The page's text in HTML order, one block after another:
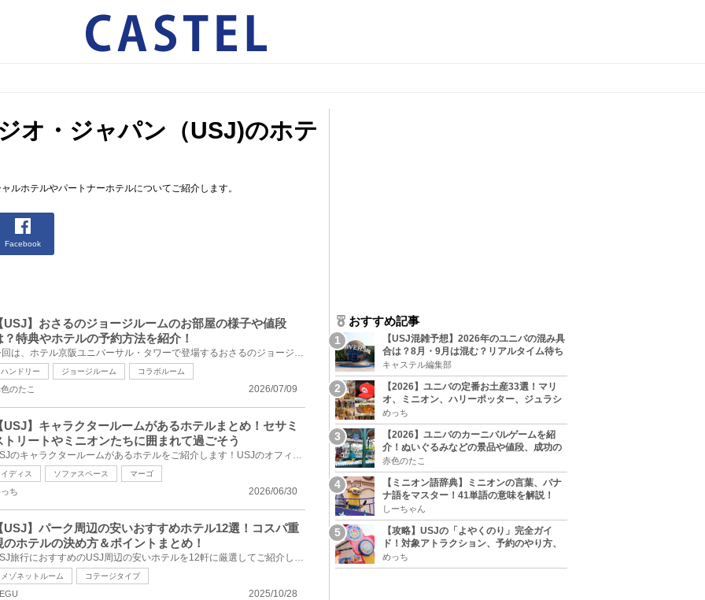
オ・ジャパン（USJ)のホテ
ルホテルやパートナーホテルについてご紹介します。
Facebook
USJ】おさるのジョージルームのお部屋の様子や値段
？特典やホテルの予約方法を紹介！
今回は、ホテル京阪ユニバーサル・タワーで登場するおさるのジョージルームをご紹介します。原作絵本刊...
ハンドリー ジョージルーム コラボルーム
2026/07/09
のたこ
USJ】キャラクタールームがあるホテルまとめ！セサミ
トリートやミニオンたちに囲まれて過ごそう
USJのキャラクタールームがあるホテルをご紹介します！USJのオフィシャルホテルのうち、どのホテルに何...
イディス ソファスペース マーゴ
2026/06/30
ち
USJ】パーク周辺の安いおすすめホテル12選！コスパ重
のホテルの決め方＆ポイントまとめ！
USJ旅行におすすめのUSJ周辺の安いホテルを12軒に厳選してご紹介します。安い料金のホテルでUSJへのアク...
メゾネットルーム コテージタイプ
2025/10/28
おすすめ記事
【USJ混雑予想】2026年のユニバの混み具
合は？8月・9月は混む？リアルタイム待ち
時間アプリも
キャステル編集部
【2026】ユニバの定番お土産33選！マリ
オ、ミニオン、ハリーポッター、ジュラシ
ックパーク、セサミ、SINGなどのグッズ情
報
めっち
【2026】ユニバのカーニバルゲームを紹
介！ぬいぐるみなどの景品や値段、成功の
コツ、実施場所まとめ
赤色のたこ
【ミニオン語辞典】ミニオンの言葉、バナ
ナ語をマスター！41単語の意味を解説！
しーちゃん
【攻略】USJの「よやくのり」完全ガイ
ド！対象アトラクション、予約のやり方、
整理券との違い、注意点を紹介
めっち